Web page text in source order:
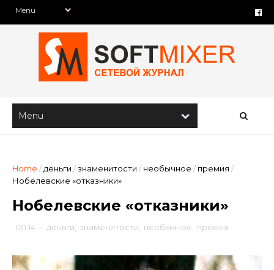
Home / деньги /знаменитости / необычное / премия /
Нобелевские «отказники»
Нобелевские «отказники»
00:14 - деньги знаменитости необычное премия